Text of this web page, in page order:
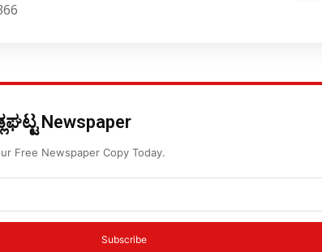
Newspaper
Free Newspaper Copy Today.
Subscribe